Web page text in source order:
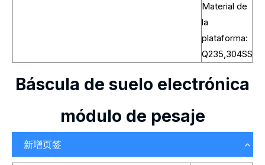
Material de
la
plataforma:
Q235,304SS
Báscula de suelo electrónica
módulo de pesaje
新增页签